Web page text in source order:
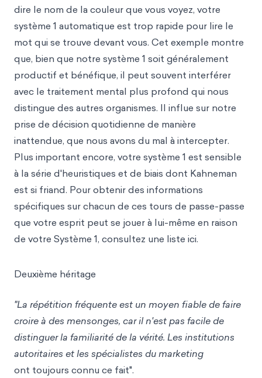
dire le nom de la couleur que vous voyez, votre
système 1 automatique est trop rapide pour lire le
mot qui se trouve devant vous. Cet exemple montre
que, bien que notre système 1 soit généralement
productif et bénéfique, il peut souvent interférer
avec le traitement mental plus profond qui nous
distingue des autres organismes. Il influe sur notre
prise de décision quotidienne de manière
inattendue, que nous avons du mal à intercepter.
Plus important encore, votre système 1 est sensible
à la série d'heuristiques et de biais dont Kahneman
est si friand. Pour obtenir des informations
spécifiques sur chacun de ces tours de passe-passe
que votre esprit peut se jouer à lui-même en raison
de votre Système 1, consultez une liste ici.
Deuxième héritage
"La répétition fréquente est un moyen fiable de faire
croire à des mensonges, car il n'est pas facile de
distinguer la familiarité de la vérité. Les institutions
autoritaires et les spécialistes du marketing
ont toujours connu ce fait".